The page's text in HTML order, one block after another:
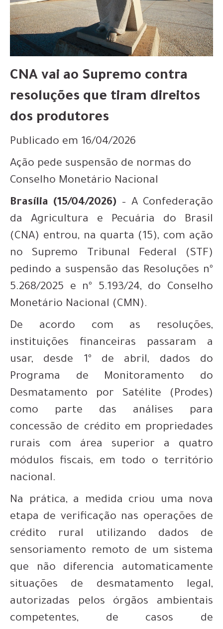
CNA vai ao Supremo contra
resoluções que tiram direitos
dos produtores
Publicado em 16/04/2026
Ação pede suspensão de normas do
Conselho Monetário Nacional
Brasília (15/04/2026) – A Confederação
da Agricultura e Pecuária do Brasil
(CNA) entrou, na quarta (15), com ação
no Supremo Tribunal Federal (STF)
pedindo a suspensão das Resoluções nº
5.268/2025 e nº 5.193/24, do Conselho
Monetário Nacional (CMN).
De acordo com as resoluções,
instituições financeiras passaram a
usar, desde 1º de abril, dados do
Programa de Monitoramento do
Desmatamento por Satélite (Prodes)
como parte das análises para
concessão de crédito em propriedades
rurais com área superior a quatro
módulos fiscais, em todo o território
nacional.
Na prática, a medida criou uma nova
etapa de verificação nas operações de
crédito rural utilizando dados de
sensoriamento remoto de um sistema
que não diferencia automaticamente
situações de desmatamento legal,
autorizadas pelos órgãos ambientais
competentes, de casos de